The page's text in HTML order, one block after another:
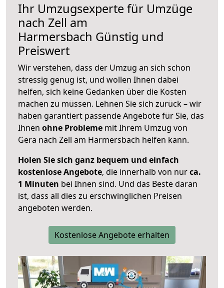
Ihr Umzugsexperte für Umzüge
nach Zell am
Harmersbach Günstig und
Preiswert
Wir verstehen, dass der Umzug an sich schon
stressig genug ist, und wollen Ihnen dabei
helfen, sich keine Gedanken über die Kosten
machen zu müssen. Lehnen Sie sich zurück – wir
haben garantiert passende Angebote für Sie, das
Ihnen ohne Probleme mit Ihrem Umzug von
Gera nach Zell am Harmersbach helfen kann.
Holen Sie sich ganz bequem und einfach
kostenlose Angebote, die innerhalb von nurca.
1 Minuten bei Ihnen sind. Und das Beste daran
ist, dass all dies zu erschwinglichen Preisen
angeboten werden.
Kostenlose Angebote erhalten